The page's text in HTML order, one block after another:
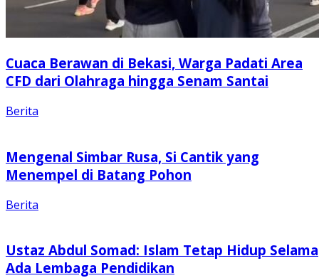
Cuaca Berawan di Bekasi, Warga Padati Area
CFD dari Olahraga hingga Senam Santai
Berita
Mengenal Simbar Rusa, Si Cantik yang
Menempel di Batang Pohon
Berita
Ustaz Abdul Somad: Islam Tetap Hidup Selama
Ada Lembaga Pendidikan